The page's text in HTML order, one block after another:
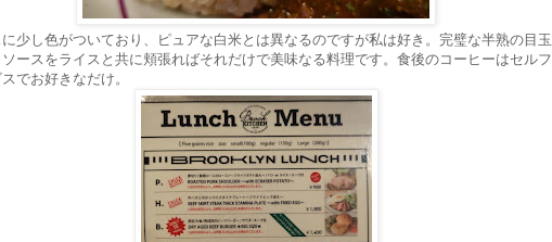
少し色がついており、ピュアな白米とは異なるのですが私は好き。完璧な半熟の目玉
ースをライスと共に頬張ればそれだけで美味なる料理です。食後のコーヒーはセルフ
でお好きなだけ。